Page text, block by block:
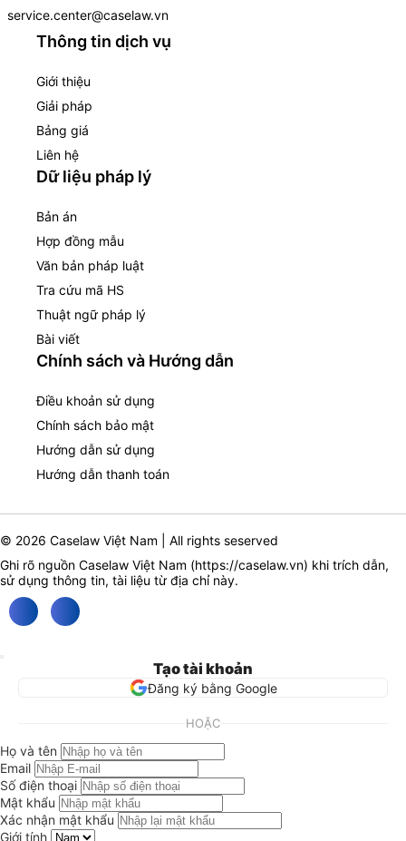
service.center@caselaw.vn
Thông tin dịch vụ
Giới thiệu
Giải pháp
Bảng giá
Liên hệ
Dữ liệu pháp lý
Bản án
Hợp đồng mẫu
Văn bản pháp luật
Tra cứu mã HS
Thuật ngữ pháp lý
Bài viết
Chính sách và Hướng dẫn
Điều khoản sử dụng
Chính sách bảo mật
Hướng dẫn sử dụng
Hướng dẫn thanh toán
© 2026 Caselaw Việt Nam | All rights seserved
Ghi rõ nguồn Caselaw Việt Nam (https://caselaw.vn) khi trích dẫn,
sử dụng thông tin, tài liệu từ địa chỉ này.
Tạo tài khoản
Đăng ký bằng Google
HOẶC
Họ và tên
Email
Số điện thoại
Mật khẩu
Xác nhận mật khẩu
Giới tính